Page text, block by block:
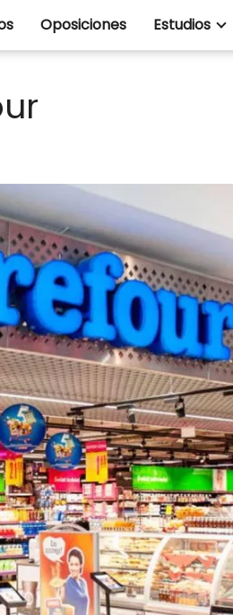
Oposiciones Estudios